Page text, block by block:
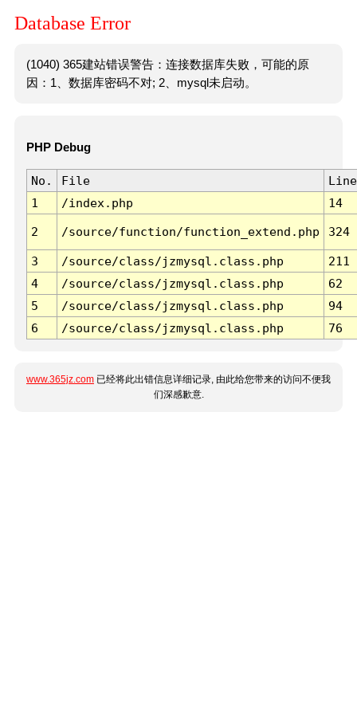
Database Error
(1040) 365建站错误警告：连接数据库失败，可能的原
因：1、数据库密码不对; 2、mysql未启动。
PHP Debug
No. File
Line
1
/index.php 14
2 /source/function/function_extend.php 324
3 /source/class/jzmysql.class.php
211
4
/source/class/jzmysql.class.php
62
5
/source/class/jzmysql.class.php
94
6
/source/class/jzmysql.class.php 76
www.365jz.com 已经将此出错信息详细记录, 由此给您带来的访问不便我
们深感歉意.